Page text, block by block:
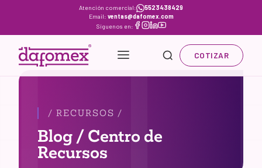
content
Atención comercial:
5523438429
Email: ventas@dafomex.com
Síguenos en:
COTIZAR
/ RECURSOS /
Blog / Centro de
Recursos